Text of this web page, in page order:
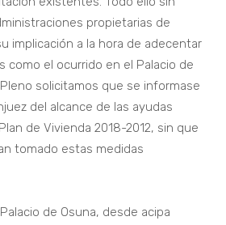
propietarias de
implicación a la hora de adecentar
como el ocurrido en el Palacio de
solicitamos que se informase
del alcance de las ayudas
de Vivienda 2018-2012, sin que
tomado estas medidas
de Osuna, desde acipa